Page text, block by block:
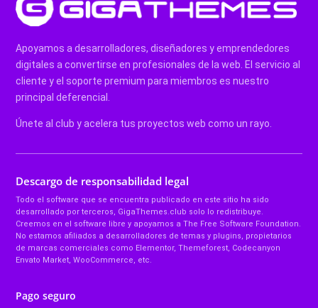
Apoyamos a desarrolladores, diseñadores y emprendedores
digitales a convertirse en profesionales de la web. El servicio al
cliente y el soporte premium para miembros es nuestro
principal deferencial.
Únete al club y acelera tus proyectos web como un rayo.
Descargo de responsabilidad legal
Todo el software que se encuentra publicado en este sitio ha sido
desarrollado por terceros, GigaThemes.club solo lo redistribuye.
Creemos en el software libre y apoyamos a The Free Software Foundation.
No estamos afiliados a desarrolladores de temas y plugins, propietarios
de marcas comerciales como Elementor, Themeforest, Codecanyon
Envato Market, WooCommerce, etc.
Pago seguro